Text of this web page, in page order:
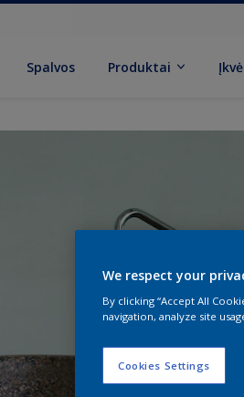
Spalvos Produktai
We respect your
By clicking “Accept All
navigation, analyze site
Cookies Settings